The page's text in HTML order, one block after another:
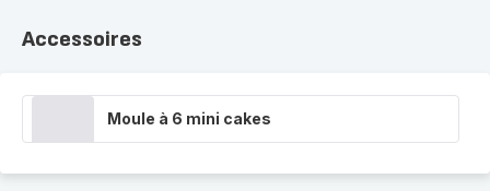
Accessoires
Moule à 6 mini cakes